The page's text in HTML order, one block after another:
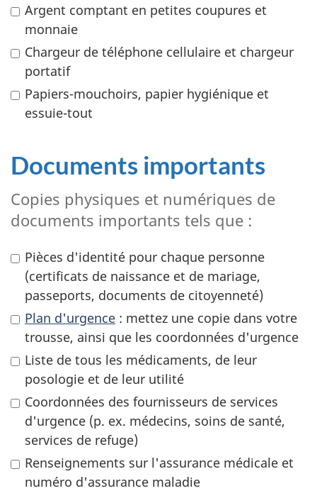
Argent comptant en petites coupures et
monnaie
Chargeur de téléphone cellulaire et chargeur
portatif
Papiers-mouchoirs, papier hygiénique et
essuie-tout
Documents importants
Copies physiques et numériques de
documents importants tels que :
Pièces d'identité pour chaque personne
(certificats de naissance et de mariage,
passeports, documents de citoyenneté)
Plan d'urgence : mettez une copie dans votre
trousse, ainsi que les coordonnées d'urgence
Liste de tous les médicaments, de leur
posologie et de leur utilité
Coordonnées des fournisseurs de services
d'urgence (p. ex. médecins, soins de santé,
services de refuge)
Renseignements sur l'assurance médicale et
numéro d'assurance maladie